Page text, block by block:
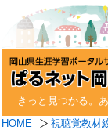
きっと見つかる。
HOME 視聴覚教材